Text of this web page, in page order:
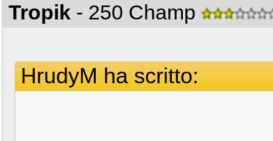
Tropik - 250 Champ
HrudyM ha scritto: